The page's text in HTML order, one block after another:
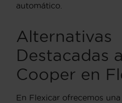
automático.
Alternativas
Destacadas
Cooper en
En Flexicar ofrecemos